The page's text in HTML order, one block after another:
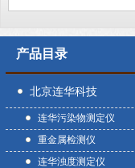
产品目录
北京连华科技
连华污染物测定仪
重金属检测仪
连华浊度测定仪